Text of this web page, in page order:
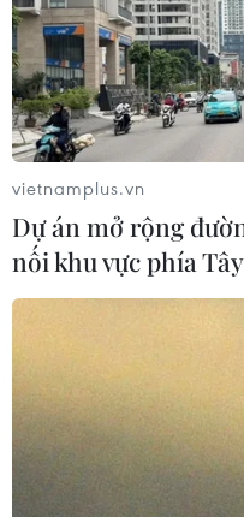
Vòng loại World
lực của đội tuyển
11/11/2021 22:47
Việc khán giả trở lại sân
vòng loại cuối cùng
thần thi đấu của các
vietnamplus.vn
Dự án mở rộng
nối khu vực phía